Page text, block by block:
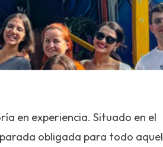
en experiencia. Situado en el
obligada para todo aquel